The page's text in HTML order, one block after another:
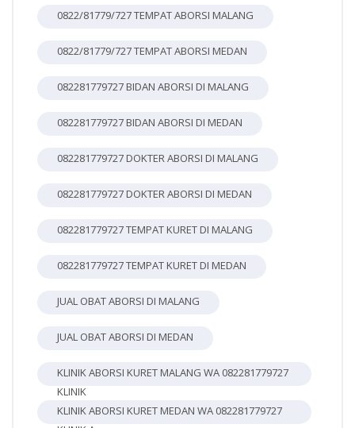
0822/81779/727 TEMPAT ABORSI MALANG
0822/81779/727 TEMPAT ABORSI MEDAN
082281779727 BIDAN ABORSI DI MALANG
082281779727 BIDAN ABORSI DI MEDAN
082281779727 DOKTER ABORSI DI MALANG
082281779727 DOKTER ABORSI DI MEDAN
082281779727 TEMPAT KURET DI MALANG
082281779727 TEMPAT KURET DI MEDAN
JUAL OBAT ABORSI DI MALANG
JUAL OBAT ABORSI DI MEDAN
KLINIK ABORSI KURET MALANG WA 082281779727
KLINIK
KLINIK ABORSI KURET MEDAN WA 082281779727